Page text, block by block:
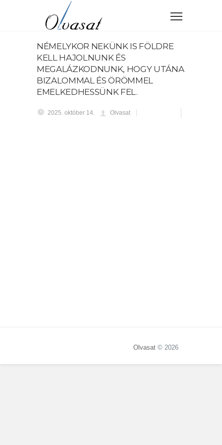
NÉMELYKOR NEKÜNK IS FÖLDRE
KELL HAJOLNUNK ÉS
MEGALÁZKODNUNK, HOGY UTÁNA
BIZALOMMAL ÉS ÖRÖMMEL
EMELKEDHESSÜNK FEL.
2025. október 14. Olvasat
Olvasat © 2026